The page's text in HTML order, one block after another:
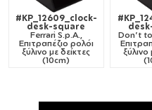
#KP_12609_clock-
desk-square
Ferrari S.p.A.,
Επιτραπέζιο ρολόι
ξύλινο με δείκτες
(10cm)
Don't
ξύλινο